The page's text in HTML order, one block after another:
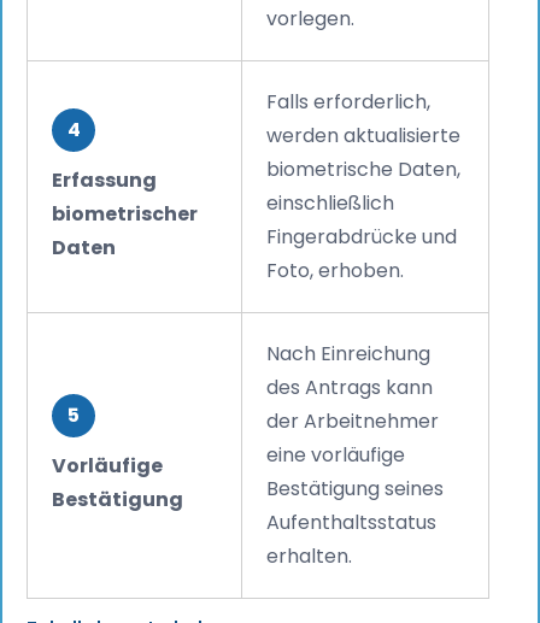
vorlegen.
4
Erfassung
biometrischer
Daten
Falls erforderlich,
werden aktualisierte
biometrische Daten,
einschließlich
Fingerabdrücke und
Foto, erhoben.
5
Vorläufige
Bestätigung
Nach Einreichung
des Antrags kann
der Arbeitnehmer
eine vorläufige
Bestätigung seines
Aufenthaltsstatus
erhalten.